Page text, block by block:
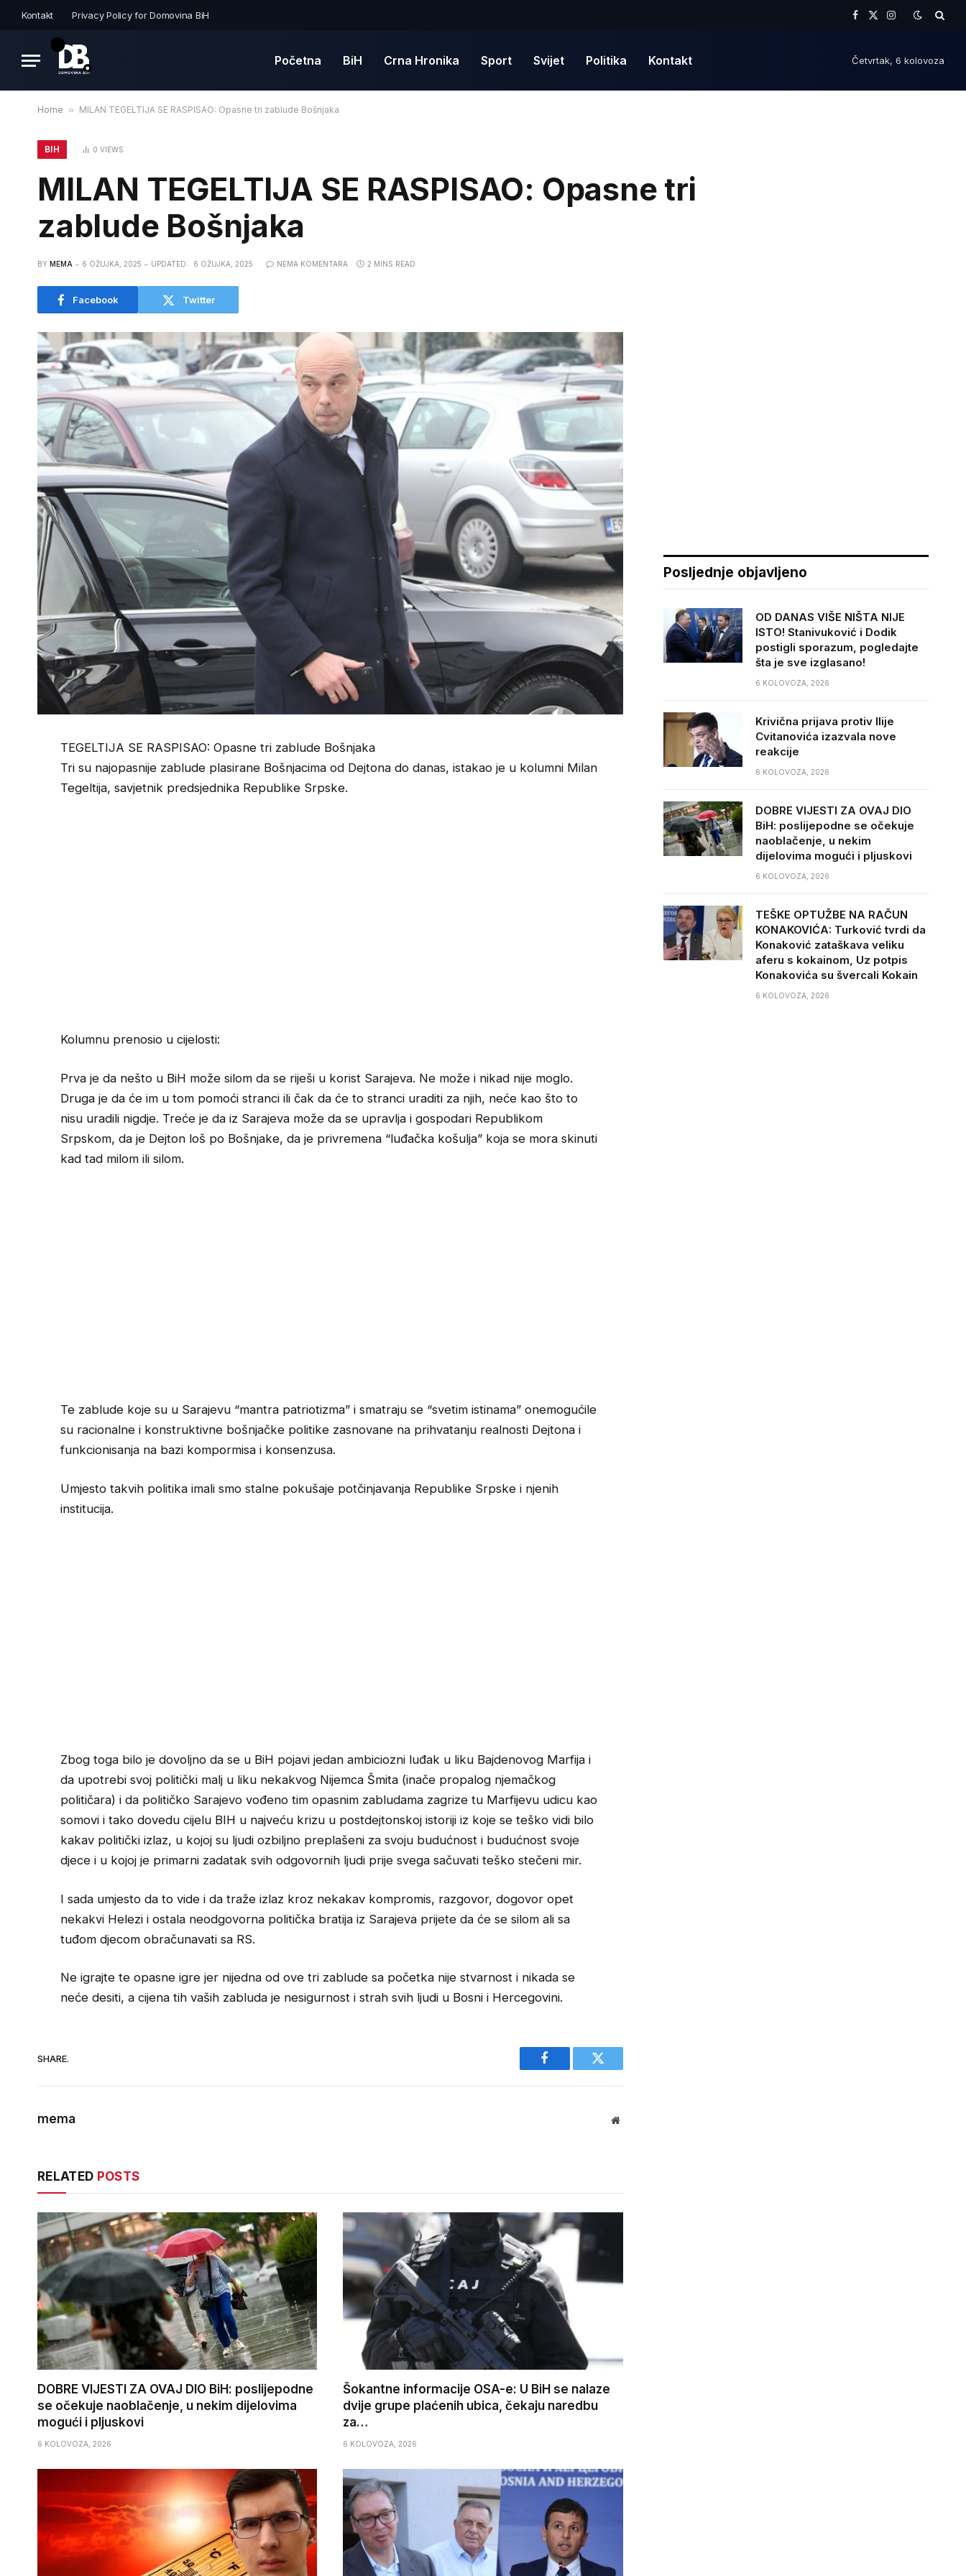
Kontakt Privacy Policy for Domovina BiH
Facebook
X
Instagram
Početna BiH Crna Hronika Sport Svijet Politika Kontakt Četvrtak, 6 kolovoza
Home » MILAN TEGELTIJA SE RASPISAO: Opasne tri zablude Bošnjaka
BIH 0VIEWS
MILAN TEGELTIJA SE RASPISAO: Opasne tri
zablude Bošnjaka
BY MEMA 6 OŽUJKA, 2025 UPDATED: 6 OŽUJKA, 2025 NEMA KOMENTARA 2 MINS READ
Facebook Twitter
TEGELTIJA SE RASPISAO: Opasne tri zablude Bošnjaka
Tri su najopasnije zablude plasirane Bošnjacima od Dejtona do danas, istakao je u kolumni Milan
Tegeltija, savjetnik predsjednika Republike Srpske.
Kolumnu prenosio u cijelosti:
Prva je da nešto u BiH može silom da se riješi u korist Sarajeva. Ne može i nikad nije moglo.
Druga je da će im u tom pomoći stranci ili čak da će to stranci uraditi za njih, neće kao što to
nisu uradili nigdje. Treće je da iz Sarajeva može da se upravlja i gospodari Republikom
Srpskom, da je Dejton loš po Bošnjake, da je privremena “luđačka košulja” koja se mora skinuti
kad tad milom ili silom.
Te zablude koje su u Sarajevu “mantra patriotizma” i smatraju se “svetim istinama” onemogućile
su racionalne i konstruktivne bošnjačke politike zasnovane na prihvatanju realnosti Dejtona i
funkcionisanja na bazi kompormisa i konsenzusa.
Umjesto takvih politika imali smo stalne pokušaje potčinjavanja Republike Srpske i njenih
institucija.
Zbog toga bilo je dovoljno da se u BiH pojavi jedan ambiciozni luđak u liku Bajdenovog Marfija i
da upotrebi svoj politički malj u liku nekakvog Nijemca Šmita (inače propalog njemačkog
političara) i da političko Sarajevo vođeno tim opasnim zabludama zagrize tu Marfijevu udicu kao
somovi i tako dovedu cijelu BIH u najveću krizu u postdejtonskoj istoriji iz koje se teško vidi bilo
kakav politički izlaz, u kojoj su ljudi ozbiljno preplašeni za svoju budućnost i budućnost svoje
djece i u kojoj je primarni zadatak svih odgovornih ljudi prije svega sačuvati teško stečeni mir.
I sada umjesto da to vide i da traže izlaz kroz nekakav kompromis, razgovor, dogovor opet
nekakvi Helezi i ostala neodgovorna politička bratija iz Sarajeva prijete da će se silom ali sa
tuđom djecom obračunavati sa RS.
Ne igrajte te opasne igre jer nijedna od ove tri zablude sa početka nije stvarnost i nikada se
neće desiti, a cijena tih vaših zabluda je nesigurnost i strah svih ljudi u Bosni i Hercegovini.
SHARE.
Facebook Twitter
mema Website
RELATED POSTS
DOBRE VIJESTI ZA OVAJ DIO BiH: poslijepodne
se očekuje naoblačenje, u nekim dijelovima
mogući i pljuskovi
6 KOLOVOZA, 2026
Šokantne informacije OSA-e: U BiH se nalaze
dvije grupe plaćenih ubica, čekaju naredbu
za…
6 KOLOVOZA, 2026
Posljednje objavljeno
OD DANAS VIŠE NIŠTA NIJE
ISTO! Stanivuković i Dodik
postigli sporazum, pogledajte
šta je sve izglasano!
6 KOLOVOZA, 2026
Krivična prijava protiv Ilije
Cvitanovića izazvala nove
reakcije
6 KOLOVOZA, 2026
DOBRE VIJESTI ZA OVAJ DIO
BiH: poslijepodne se očekuje
naoblačenje, u nekim
dijelovima mogući i pljuskovi
6 KOLOVOZA, 2026
TEŠKE OPTUŽBE NA RAČUN
KONAKOVIĆA: Turković tvrdi da
Konaković zataškava veliku
aferu s kokainom, Uz potpis
Konakovića su švercali Kokain
6 KOLOVOZA, 2026